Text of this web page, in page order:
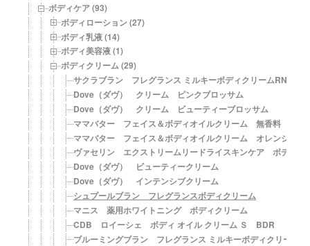
ボディケア (93)
ボディローション (27)
ボディ乳液 (14)
ボディ美容液 (1)
ボディクリーム (29)
サクラブラン フレグランス ミルキーボディクリームRN
Dove（ダヴ） クリーム ピンクブロッサム
Dove（ダヴ） クリーム ビューティーブロッサム
ママバター フェイス＆ボディオイルクリーム 無香料
ママバター フェイス＆ボディオイルクリーム オレンジ
ヴァセリン エクストリームリードライスキンケア ボディク
Dove（ダヴ） ビューティークリーム
Dove（ダヴ） インテンシブクリーム
シュプールブラン フレグランスボディクリーム
マニス 薬用ホワイトニング ボディクリーム
CDB ロイーシェ ボディ オイル クリーム Ｓ BDR
ブルーミングブラン フレグランス ミルキーボディクリーム